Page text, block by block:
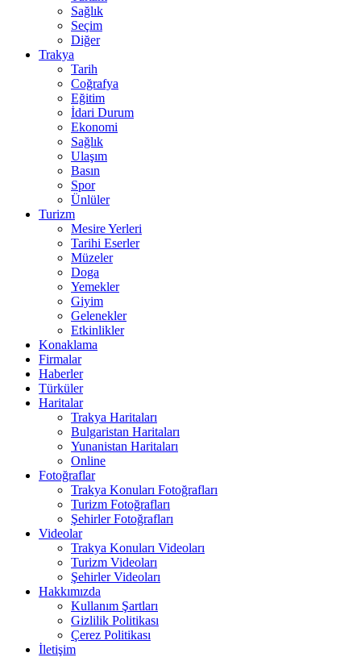
Sağlık
Seçim
Diğer
Trakya
Tarih
Coğrafya
Eğitim
İdari Durum
Ekonomi
Sağlık
Ulaşım
Basın
Spor
Ünlüler
Turizm
Mesire Yerleri
Tarihi Eserler
Müzeler
Doga
Yemekler
Giyim
Gelenekler
Etkinlikler
Konaklama
Firmalar
Haberler
Türküler
Haritalar
Trakya Haritaları
Bulgaristan Haritaları
Yunanistan Haritaları
Online
Fotoğraflar
Trakya Konuları Fotoğrafları
Turizm Fotoğrafları
Şehirler Fotoğrafları
Videolar
Trakya Konuları Videoları
Turizm Videoları
Şehirler Videoları
Hakkımızda
Kullanım Şartları
Gizlilik Politikası
Çerez Politikası
İletişim